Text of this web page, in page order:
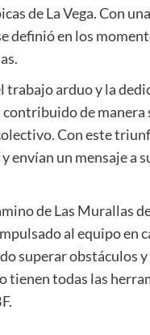
de La Vega. Con
definió en los
arduo y la
de
Con este
un mensaje a
de Las Murallas
al equipo en
superar obstáculos y
tienen todas las